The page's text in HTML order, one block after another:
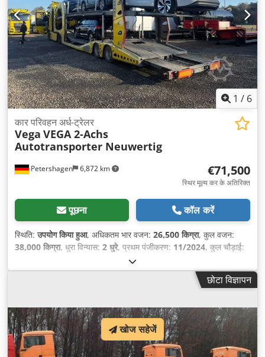
1 / 6
Petershagen 6,872 km
कार परिवहन अर्ध-ट्रेलर
Vega VEGA 2-Achs
Autotransporter Neuwertig
€71,500
स्थिर मूल्य कर के अतिरिक्त
पूछना कॉल करें
स्थिति:उपयोग किया हुआ, अधिकतम भार वजन: 26,500 किग्रा, कुल वजन:
38,000 किग्रा, धुरा विन्यास: 2 धुरे, प्रथम पंजीकरण: 11/2024, कुल चौड़ाई:
, उपकरण:
छोटा विज्ञापन
खोज सहेजें